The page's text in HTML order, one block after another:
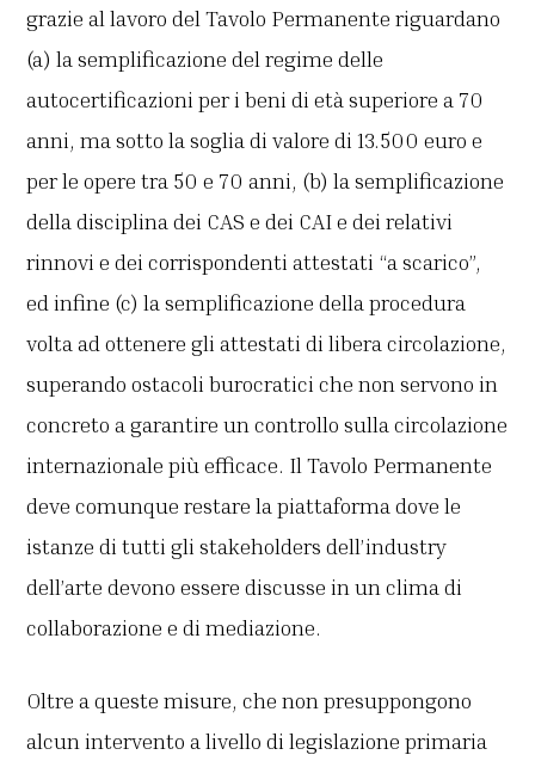
grazie al lavoro del Tavolo Permanente riguardano
(a) la semplificazione del regime delle
autocertificazioni per i beni di età superiore a 70
anni, ma sotto la soglia di valore di 13.500 euro e
per le opere tra 50 e 70 anni, (b) la semplificazione
della disciplina dei CAS e dei CAI e dei relativi
rinnovi e dei corrispondenti attestati “a scarico”,
ed infine (c) la semplificazione della procedura
volta ad ottenere gli attestati di libera circolazione,
superando ostacoli burocratici che non servono in
concreto a garantire un controllo sulla circolazione
internazionale più efficace. Il Tavolo Permanente
deve comunque restare la piattaforma dove le
istanze di tutti gli stakeholders dell’industry
dell’arte devono essere discusse in un clima di
collaborazione e di mediazione.
Oltre a queste misure, che non presuppongono
alcun intervento a livello di legislazione primaria